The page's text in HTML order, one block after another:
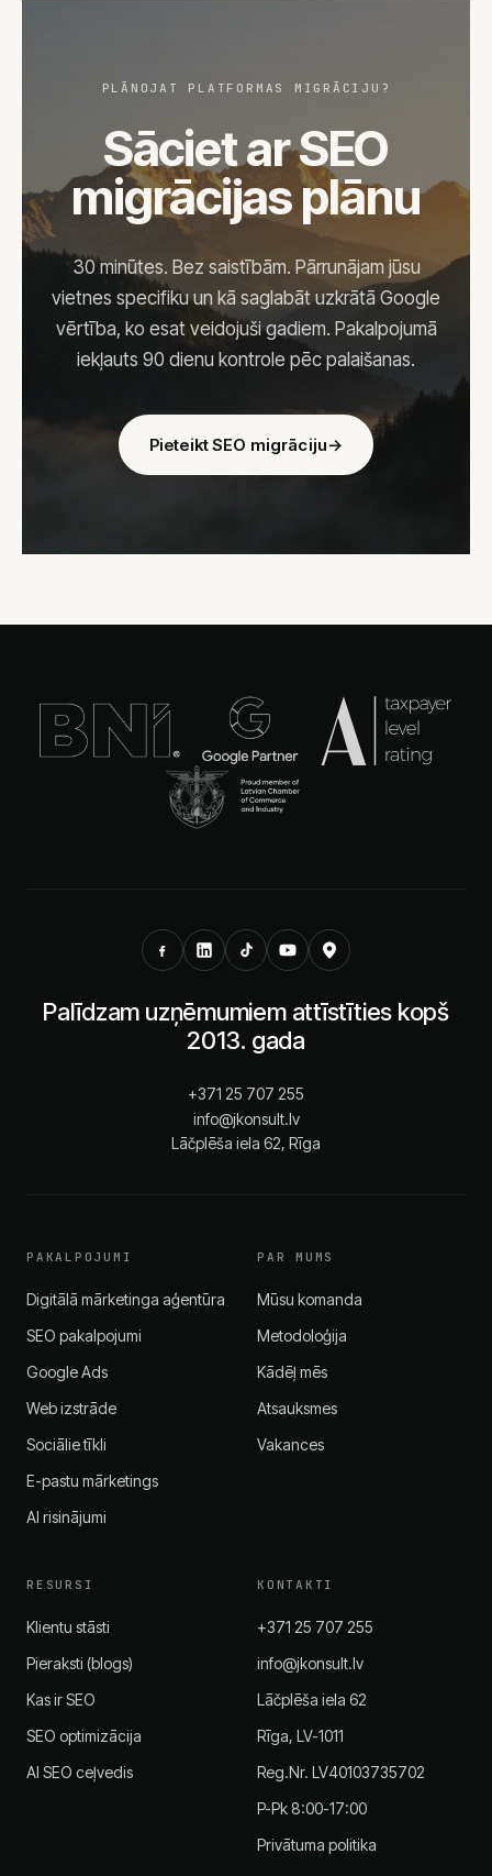
PLĀNOJAT PLATFORMAS MIGRĀCIJU?
Sāciet ar SEO
migrācijas plānu
30 minūtes. Bez saistībām. Pārrunājam jūsu
vietnes specifiku un kā saglabāt uzkrātā Google
vērtība, ko esat veidojuši gadiem. Pakalpojumā
iekļauts 90 dienu kontrole pēc palaišanas.
Pieteikt SEO migrāciju→
Palīdzam uzņēmumiem attīstīties kopš
2013. gada
+371 25 707 255
info@jkonsult.lv
Lāčplēša iela 62, Rīga
PAKALPOJUMI
Digitālā mārketinga aģentūra
SEO pakalpojumi
Google Ads
Web izstrāde
Sociālie tīkli
E-pastu mārketings
AI risinājumi
PAR MUMS
Mūsu komanda
Metodoloģija
Kādēļ mēs
Atsauksmes
Vakances
RESURSI
Klientu stāsti
Pieraksti (blogs)
Kas ir SEO
SEO optimizācija
AI SEO ceļvedis
KONTAKTI
+371 25 707 255
info@jkonsult.lv
Lāčplēša iela 62
Rīga, LV-1011
Reg.Nr. LV40103735702
P-Pk 8:00-17:00
Privātuma politika